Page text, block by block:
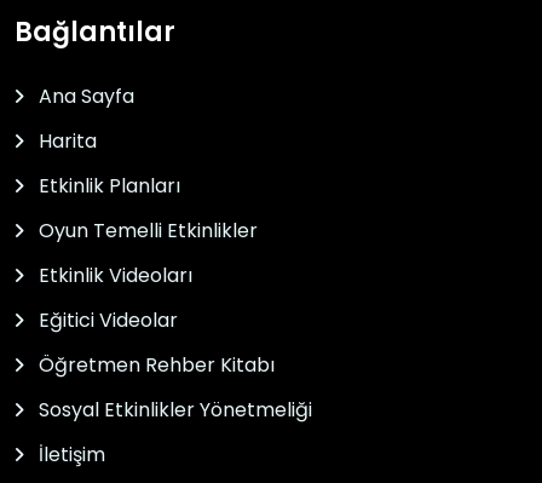
Bağlantılar
Ana Sayfa
Harita
Etkinlik Planları
Oyun Temelli Etkinlikler
Etkinlik Videoları
Eğitici Videolar
Öğretmen Rehber Kitabı
Sosyal Etkinlikler Yönetmeliği
İletişim